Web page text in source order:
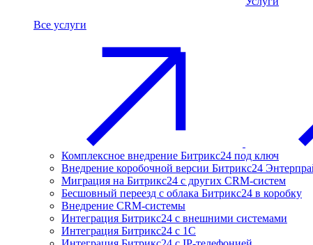
Все услуги
Комплексное внедрение Битрикс24 под ключ
Внедрение коробочной версии Битрикс24
Миграция на Битрикс24 с других CRM-систем
Бесшовный переезд с облака Битрикс24 в коробку
Внедрение CRM-системы
Интеграция Битрикс24 с внешними системами
Интеграция Битрикс24 с 1С